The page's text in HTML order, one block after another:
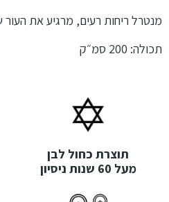
מנטרל ריחות רעים, מרגיע את העור
תכולה: 200 סמ״ק
תוצרת כחול לבן
מעל 60 שנות ניסיון